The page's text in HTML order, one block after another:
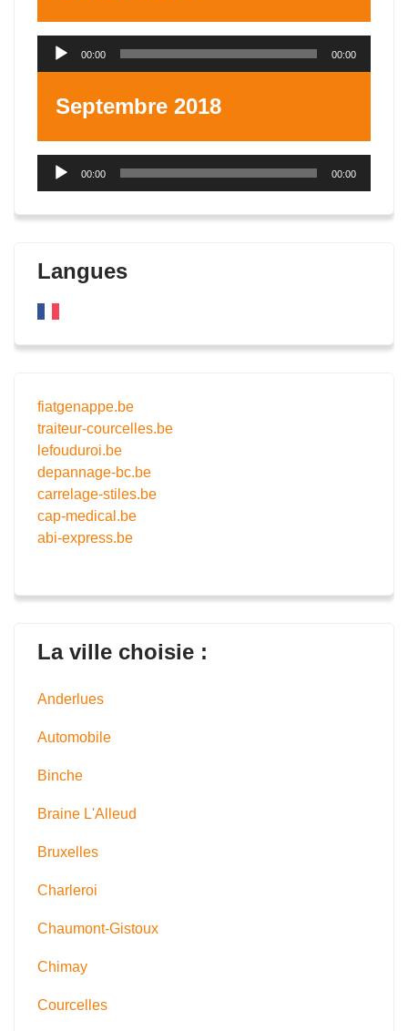
Lecteur
00:00 00:00
Septembre 2018
Lecteur
00:00 00:00
Langues
fiatgenappe.be
traiteur-courcelles.be
lefouduroi.be
depannage-bc.be
carrelage-stiles.be
cap-medical.be
abi-express.be
La ville choisie :
Anderlues
Automobile
Binche
Braine L'Alleud
Bruxelles
Charleroi
Chaumont-Gistoux
Chimay
Courcelles